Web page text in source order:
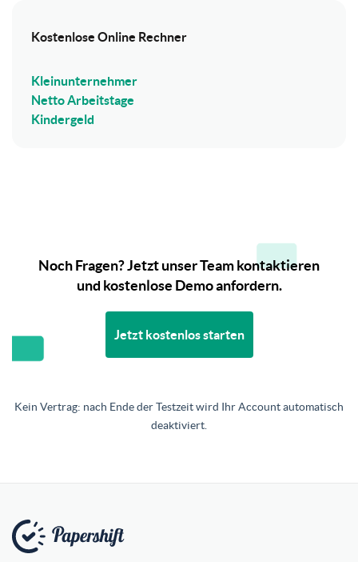
Kostenlose Online Rechner
Kleinunternehmer
Netto Arbeitstage
Kindergeld
Noch Fragen? Jetzt unser Team kontaktieren
und kostenlose Demo anfordern.
Jetzt kostenlos starten
Kein Vertrag: nach Ende der Testzeit wird Ihr Account automatisch
deaktiviert.